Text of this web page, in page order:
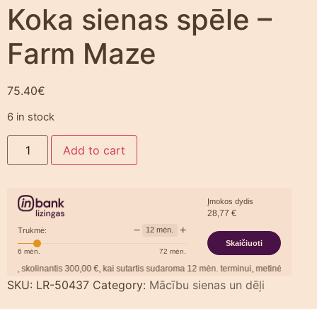
Koka sienas spēle –
Farm Maze
75.40€
6 in stock
Add to cart
Trukmė: − 12 mėn. +
6 mėn. 72 mėn.
Įmokos dydis
28,77 €
Skaičiuoti
300,00€, kai sutartis sudaroma12mėn. terminui, metinė palūkanų
SKU: LR-50437 Category: Mācību sienas un dēļi